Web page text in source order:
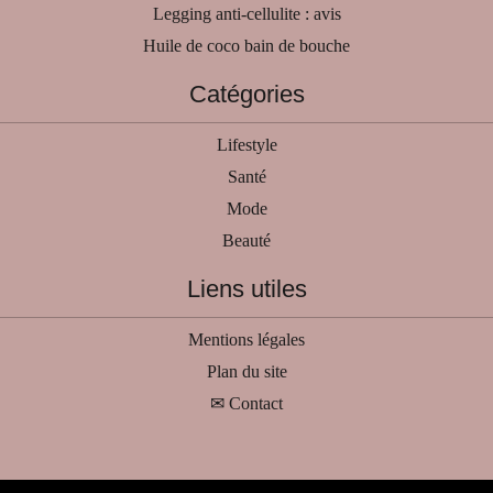
Legging anti-cellulite : avis
Huile de coco bain de bouche
Catégories
Lifestyle
Santé
Mode
Beauté
Liens utiles
Mentions légales
Plan du site
✉ Contact